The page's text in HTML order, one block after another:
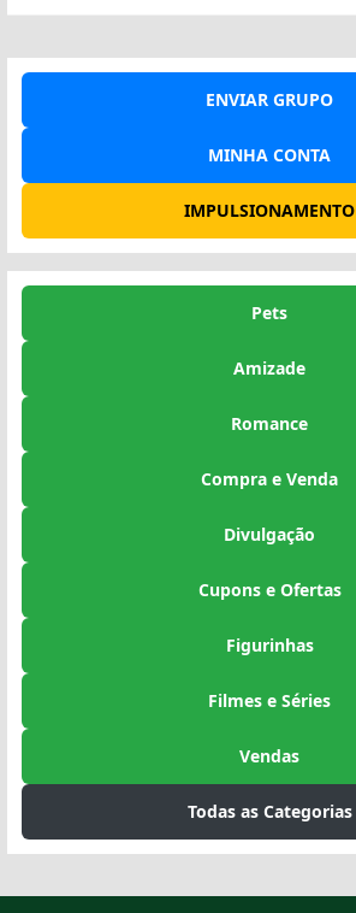
ENVIAR GRUPO
MINHA CONTA
IMPULSIONAMENTO
Pets
Amizade
Romance
Compra e Venda
Divulgação
Cupons e Ofertas
Figurinhas
Filmes e Séries
Vendas
Todas as Categorias